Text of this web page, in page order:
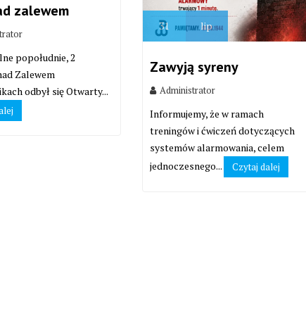
zalewem
popołudnie, 2
Zalewem
odbył się Otwarty...
31 lip
Zawyją syreny
Administrator
Informujemy, że w ramach
treningów i ćwiczeń dotyczących
systemów alarmowania, celem
jednoczesnego...
Czytaj dalej